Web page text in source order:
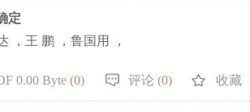
定
，王 鹏 ，鲁国用 ，
0.00 Byte (0) 评论 (0) 收藏